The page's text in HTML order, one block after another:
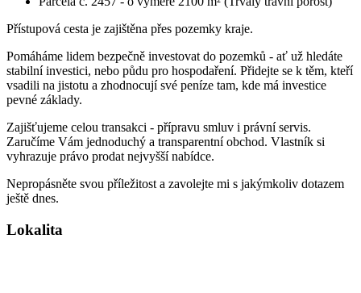
Přístupová cesta je zajištěna přes pozemky kraje.
Pomáháme lidem bezpečně investovat do pozemků - ať už hledáte
stabilní investici, nebo půdu pro hospodaření. Přidejte se k těm, kteří
vsadili na jistotu a zhodnocují své peníze tam, kde má investice
pevné základy.
Zajišťujeme celou transakci - přípravu smluv i právní servis.
Zaručíme Vám jednoduchý a transparentní obchod. Vlastník si
vyhrazuje právo prodat nejvyšší nabídce.
Nepropásněte svou příležitost a zavolejte mi s jakýmkoliv dotazem
ještě dnes.
Lokalita